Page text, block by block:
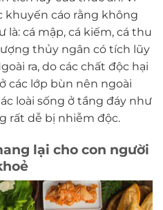
khuyến cáo rằng không
là: cá mập, cá kiếm, cá thu
thủy ngân có tích lũy
ra, do các chất độc hại
các lớp bùn nên ngoài
loài sống ở tầng đáy như
rất dễ bị nhiễm độc.
lại cho con người